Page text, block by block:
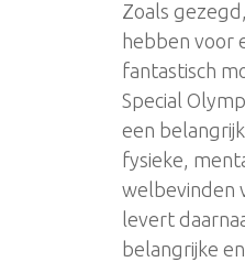
Zoals
hebben voor
fantastisch
Special
een
fysieke,
welbevinden
levert
belangrijke